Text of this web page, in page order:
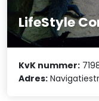
LifeStyle
KvK nummer:
Adres: